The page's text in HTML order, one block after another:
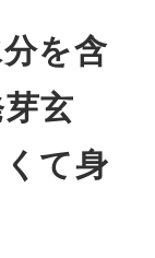
を含
玄
て身